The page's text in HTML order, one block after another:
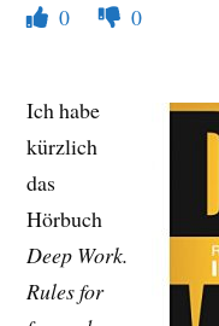
0 0
Ich habe
kürzlich
das
Hörbuch
Deep Work.
Rules for